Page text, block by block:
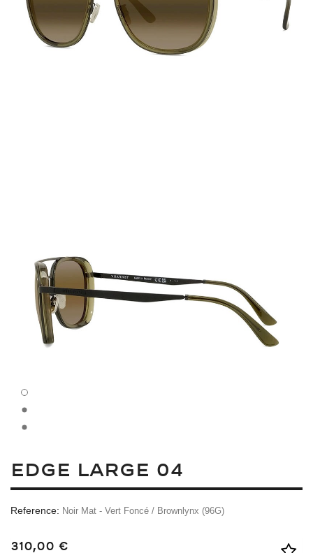
EDGE LARGE 04
Reference: Noir Mat - Vert Foncé / Brownlynx (96G)
310,00 €